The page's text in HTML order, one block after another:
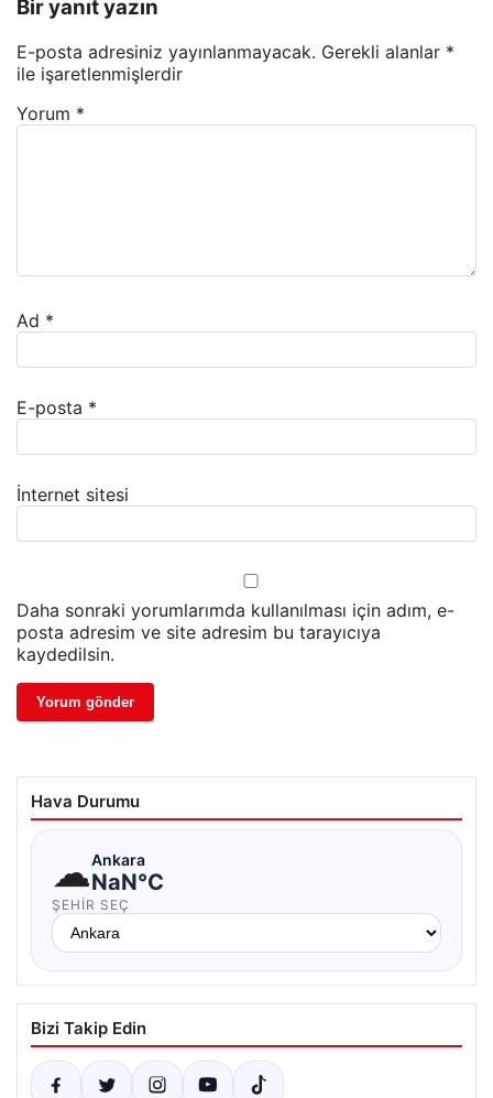
Bir yanıt yazın
E-posta adresiniz yayınlanmayacak. Gerekli alanlar *
ile işaretlenmişlerdir
Yorum *
Ad *
E-posta *
İnternet sitesi
Daha sonraki yorumlarımda kullanılması için adım, e-
posta adresim ve site adresim bu tarayıcıya
kaydedilsin.
Hava Durumu
☁Ankara
NaN°C
ŞEHIR SEÇ
Bizi Takip Edin